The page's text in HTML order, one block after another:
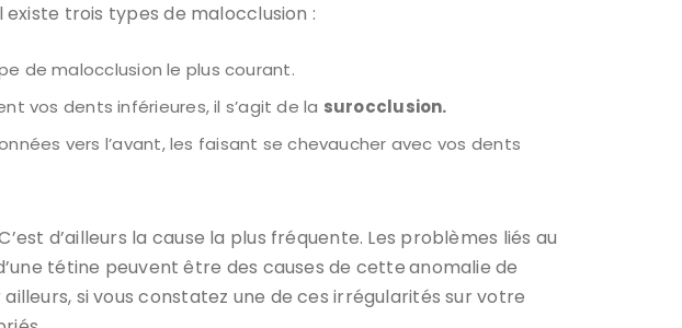
trois types de malocclusion :
de malocclusion le plus courant.
vos dents inférieures, il s’agit de la surocclusion.
vers l’avant, les faisant se chevaucher avec vos dents
d’ailleurs la cause la plus fréquente. Les problèmes liés au
tétine peuvent être des causes de cetteanomalie de
ailleurs, si vous constatez une de ces irrégularités sur votre